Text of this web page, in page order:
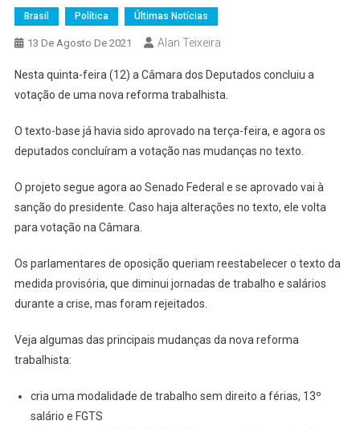
Brasil Política Últimas Notícias
13 De Agosto De 2021 Alan Teixeira
Nesta quinta-feira (12) a Câmara dos Deputados concluiu a
votação de uma nova reforma trabalhista.
O texto-base já havia sido aprovado na terça-feira, e agora os
deputados concluíram a votação nas mudanças no texto.
O projeto segue agora ao Senado Federal e se aprovado vai à
sanção do presidente. Caso haja alterações no texto, ele volta
para votação na Câmara.
Os parlamentares de oposição queriam reestabelecer o texto da
medida provisória, que diminui jornadas de trabalho e salários
durante a crise, mas foram rejeitados.
Veja algumas das principais mudanças da nova reforma
trabalhista:
cria uma modalidade de trabalho sem direito a férias, 13º
salário e FGTS